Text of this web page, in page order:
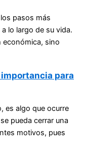
pasos más
lo largo de su vida.
económica, sino
para
es algo que ocurre
pueda cerrar una
motivos, pues